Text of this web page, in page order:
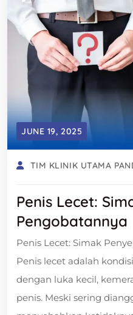
JUNE 19, 2025
TIM KLINIK UTAMA
Penis Lecet:
Pengobatannya
Penis Lecet: Simak
Penis lecet adalah
dengan luka kecil,
penis. Meski sering